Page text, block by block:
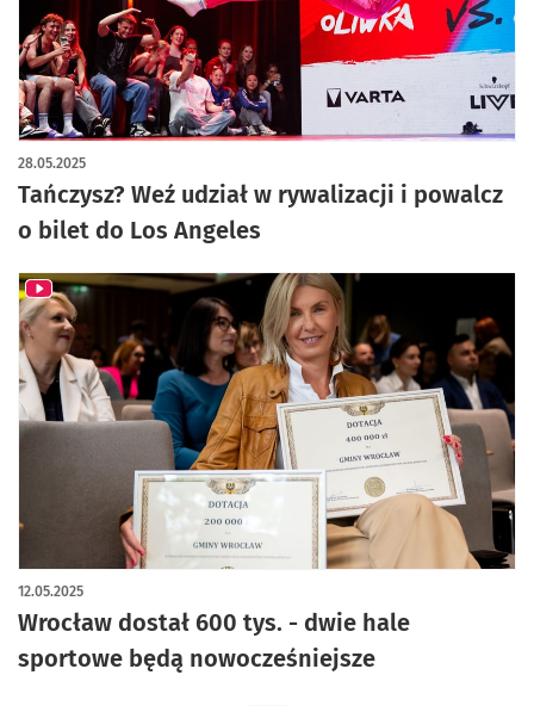
Tańczysz? Weź udział w rywalizacji i powalcz
o bilet do Los Angeles
28.05.2025
Wrocław dostał 600 tys. - dwie hale
sportowe będą nowocześniejsze
12.05.2025